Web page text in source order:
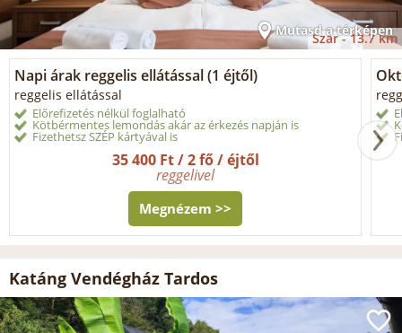
Mutasd a térképen
Szár -13.7 km
Napi árak reggelis ellátással (1 éjtől)
reggelis ellátással
Előrefizetés nélkül foglalható
Kötbérmentes lemondás akár az érkezés napján is
Fizethetsz SZÉP kártyával is
35 400 Ft / 2 fő / éjtől
reggelivel
Megnézem >>
Katáng Vendégház Tardos